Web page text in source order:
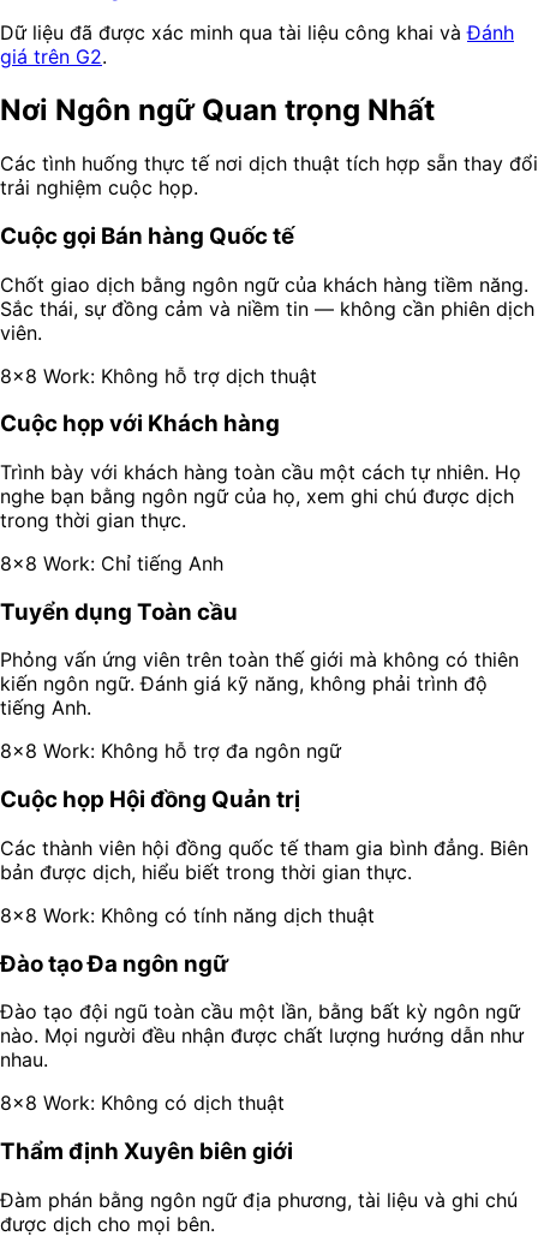
Dữ liệu đã được xác minh qua tài liệu công khai vàĐánh
giá trên G2.
Nơi Ngôn ngữ Quan trọng Nhất
Các tình huống thực tế nơi dịch thuật tích hợp sẵn thay đổi
trải nghiệm cuộc họp.
Cuộc gọi Bán hàng Quốc tế
Chốt giao dịch bằng ngôn ngữ của khách hàng tiềm năng.
Sắc thái, sự đồng cảm và niềm tin — không cần phiên dịch
viên.
8x8 Work: Không hỗ trợ dịch thuật
Cuộc họp với Khách hàng
Trình bày với khách hàng toàn cầu một cách tự nhiên. Họ
nghe bạn bằng ngôn ngữ của họ, xem ghi chú được dịch
trong thời gian thực.
8x8 Work: Chỉ tiếng Anh
Tuyển dụng Toàn cầu
Phỏng vấn ứng viên trên toàn thế giới mà không có thiên
kiến ngôn ngữ. Đánh giá kỹ năng, không phải trình độ
tiếng Anh.
8x8 Work: Không hỗ trợ đa ngôn ngữ
Cuộc họp Hội đồng Quản trị
Các thành viên hội đồng quốc tế tham gia bình đẳng. Biên
bản được dịch, hiểu biết trong thời gian thực.
8x8 Work: Không có tính năng dịch thuật
Đào tạo Đa ngôn ngữ
Đào tạo đội ngũ toàn cầu một lần, bằng bất kỳ ngôn ngữ
nào. Mọi người đều nhận được chất lượng hướng dẫn như
nhau.
8x8 Work: Không có dịch thuật
Thẩm định Xuyên biên giới
Đàm phán bằng ngôn ngữ địa phương, tài liệu và ghi chú
được dịch cho mọi bên.